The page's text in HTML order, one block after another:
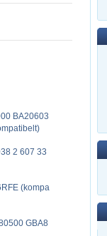
BA20603
2 607 33
(kompa
GBA8